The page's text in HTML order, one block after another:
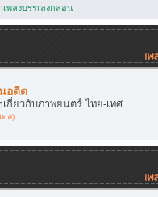
เพลงบรรเลงกลอน
อดีต
เกี่ยวกับภาพยนตร์ ไทย-เทศ
ดล)